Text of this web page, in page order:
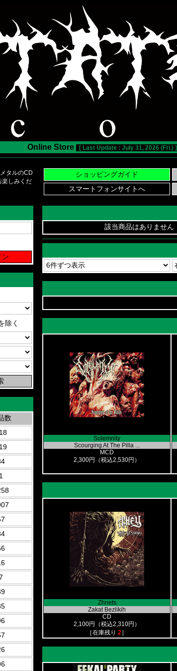
Online Store [ Last Update : July 31, 2026 (Fri.) ]
タルのCD
楽しみくだ
除く
数
1
該当商品はありません
Solemnity
Scourging At The Pilla ...
MCD
2,300円（税込2,530円）
Zhnets
Zakat Bezlikih
CD
2,100円（税込2,310円）
［在庫残り 2］